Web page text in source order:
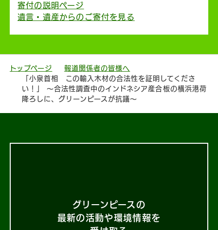
寄付の説明ページ
遺言・遺産からのご寄付を見る
トップページ
報道関係者の皆様へ
「小泉首相 この輸入木材の合法性を証明してくださ
い！」 ～合法性調査中のインドネシア産合板の横浜港荷
降ろしに、グリーンピースが抗議～
グリーンピースの
最新の活動や環境情報を